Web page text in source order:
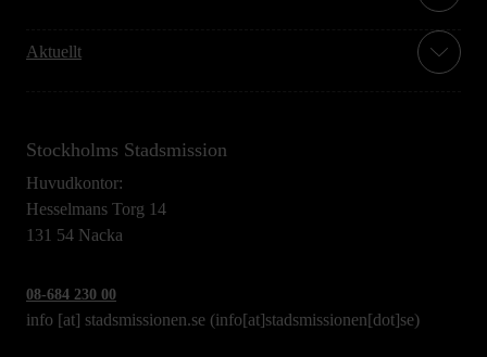
Aktuellt
Stockholms Stadsmission
Huvudkontor:
Hesselmans Torg 14
131 54 Nacka
08-684 230 00
info [at] stadsmissionen.se (info[at]stadsmissionen[dot]se)